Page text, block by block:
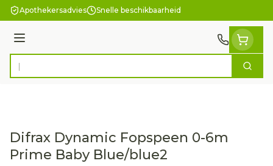
Ga naar de inhoud
Apothekersadvies Snelle beschikbaarheid
Menu
Product, merk, categorie... Zoek
Difrax Dynamic Fopspeen 0-6m
Prime Baby Blue/blue2